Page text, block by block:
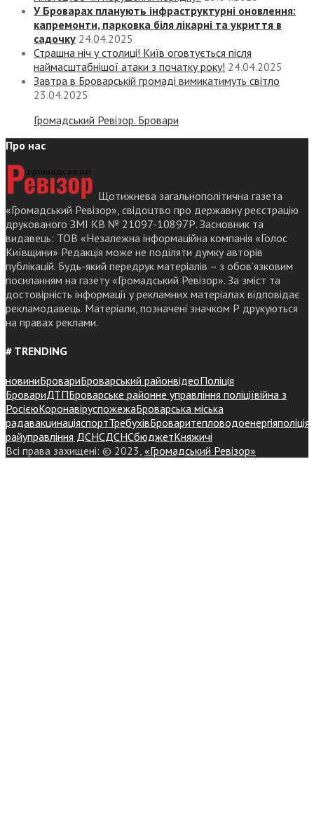
У Броварах планують інфраструктурні оновлення:
капремонти, парковка біля лікарні та укриття в
садочку 24.04.2025
Страшна ніч у столиці! Київ оговтується після
наймасштабнішої атаки з початку року! 24.04.2025
Завтра в Броварській громаді вимикатимуть світло
23.04.2025
Громадський Ревізор. Бровари
Про нас
Щотижнева загальнополітична газета
«Громадський Ревізор», свідоцтво про державну реєстрацію
друкованого ЗМІ КВ № 21097-10897Р. Засновник та
видавець: ТОВ «Незалежна інформаційна компанія «Голос
Київщини» Редакція може не поділяти думку авторів
публікацій. Будь-який передрук матеріалів – з обов’язковим
посиланням на газету «Громадський Ревізор». За зміст та
достовірність інформації у рекламних матеріалах відповідає
рекламодавець. Матеріали, позначені значком Р друкуються
на правах реклами.
# TRENDING
новиниБровариБроварський районвідеоПоліція
БровариДТПБроварське районне управління поліціївійна з
РосієюКоронавіруспожежаБроварська міська
радавакцинаціяспортТребухівБроваритепловодоенергіяполіція
райуправління ДСНСДСНСбюджетКняжичі
Всі права захищені: © 2023, «Громадський Ревізор»